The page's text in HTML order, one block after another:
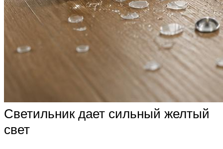
Светильник дает сильный желтый
свет